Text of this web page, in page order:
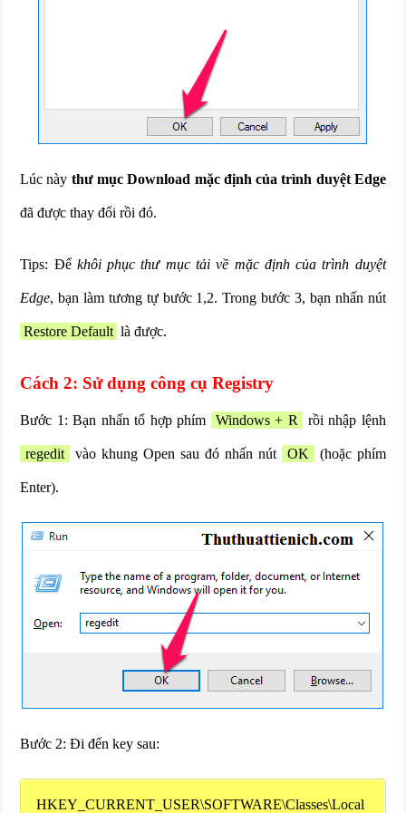
Lúc này thư mục Download mặc định của trình duyệt Edge
đã được thay đổi rồi đó.
Tips: Để khôi phục thư mục tải về mặc định của trình duyệt
Edge, bạn làm tương tự bước 1,2. Trong bước 3, bạn nhấn nút
Restore Default là được.
Cách 2: Sử dụng công cụ Registry
Bước 1:Bạn nhấn tổ hợp phím Windows + R rồi nhập lệnh
regedit vào khung Open sau đó nhấn nút OK (hoặc phím
Enter).
Bước 2: Đi đến key sau:
HKEY_CURRENT_USER\SOFTWARE\Classes\Local